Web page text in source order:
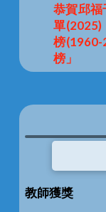
恭賀邱
單
榜
榜」
教師獲獎